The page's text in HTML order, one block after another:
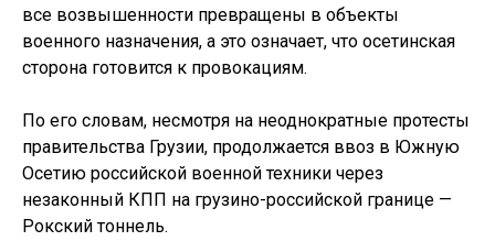
все возвышенности превращены в объекты
военного назначения, а это означает, что осетинская
сторона готовится к провокациям.
По его словам, несмотря на неоднократные протесты
правительства Грузии, продолжается ввоз в Южную
Осетию российской военной техники через
незаконный КПП на грузино-российской границе —
Рокский тоннель.